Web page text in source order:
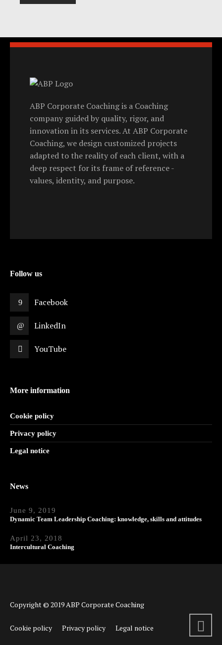
ABP Corporate Coaching is a Coaching
company guided by quality, rigor, and
innovation in its services. At ABP Corporate
Coaching, we design customized projects
adapted to the reality of each client, with a
deep respect for its frame of reference -
values, identity, and purpose.
Follow us
Facebook
LinkedIn
YouTube
More information
Cookie policy
Privacy policy
Legal notice
News
June 9, 2019
Dynamic Team Leadership Coaching: knowledge, skills and attitudes
April 23, 2018
Intercultural Coaching
Copyright © 2019 ABP Corporate Coaching
Cookie policy Privacy policy Legal notice